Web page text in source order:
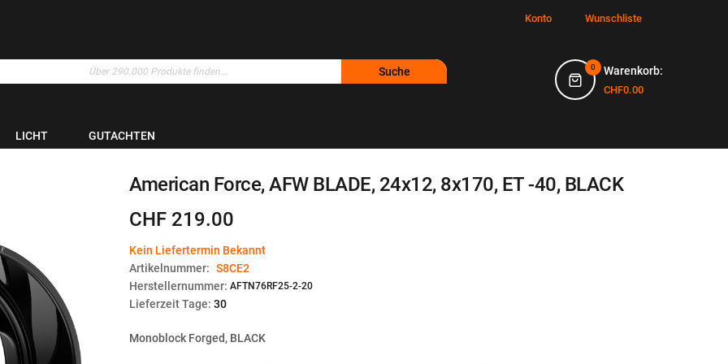
Konto Wunschliste
0 Warenkorb:
CHF0.00
Suche
LICHT GUTACHTEN
American Force, AFW BLADE, 24x12, 8x170, ET -40, BLACK
CHF 219.00
Kein Liefertermin Bekannt
Artikelnummer: S8CE2
Herstellernummer: AFTN76RF25-2-20
Lieferzeit Tage: 30
Monoblock Forged, BLACK